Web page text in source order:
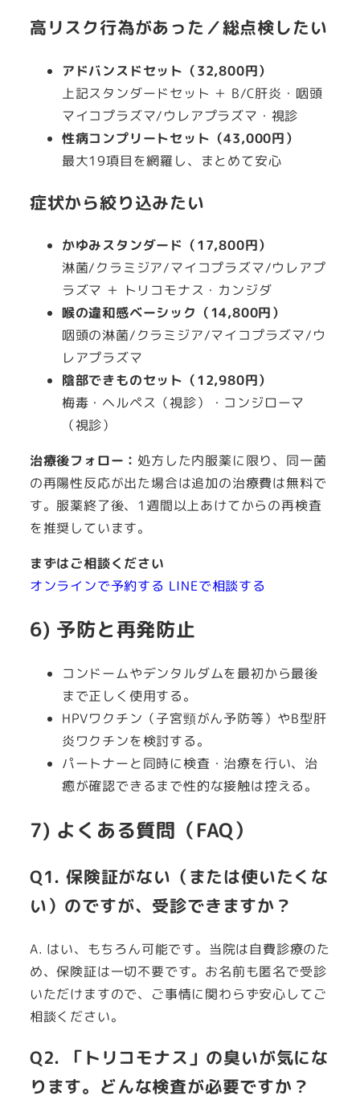
高リスク行為があった／総点検したい
アドバンスドセット（32,800円）
上記スタンダードセット ＋ B/C肝炎・咽頭
マイコプラズマ/ウレアプラズマ・視診
性病コンプリートセット（43,000円）
最大19項目を網羅し、まとめて安心
症状から絞り込みたい
かゆみスタンダード（17,800円）
淋菌/クラミジア/マイコプラズマ/ウレアプ
ラズマ ＋ トリコモナス・カンジダ
喉の違和感ベーシック（14,800円）
咽頭の淋菌/クラミジア/マイコプラズマ/ウ
レアプラズマ
陰部できものセット（12,980円）
梅毒・ヘルペス（視診）・コンジローマ
（視診）
治療後フォロー： 処方した内服薬に限り、同一菌
の再陽性反応が出た場合は追加の治療費は無料で
す。服薬終了後、1週間以上あけてからの再検査
を推奨しています。
まずはご相談ください
オンラインで予約する LINEで相談する
6) 予防と再発防止
コンドームやデンタルダムを最初から最後
まで正しく使用する。
HPVワクチン（子宮頸がん予防等）やB型肝
炎ワクチンを検討する。
パートナーと同時に検査・治療を行い、治
癒が確認できるまで性的な接触は控える。
7) よくある質問（FAQ）
Q1. 保険証がない（または使いたくな
い）のですが、受診できますか？
A. はい、もちろん可能です。当院は自費診療のた
め、保険証は一切不要です。お名前も匿名で受診
いただけますので、ご事情に関わらず安心してご
相談ください。
Q2. 「トリコモナス」の臭いが気にな
ります。どんな検査が必要ですか？